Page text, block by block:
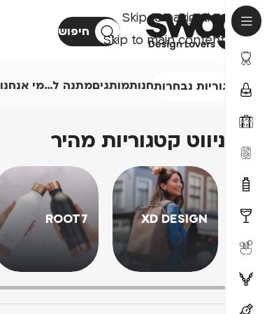
Skip to navigation
Skip to main content
חיפוש
קטגוריות נבחרותחנותמותגיםמתנה ל…מי אנחנו
ניווט קטגוריות מהיר
XD DESIGN
ROOT7